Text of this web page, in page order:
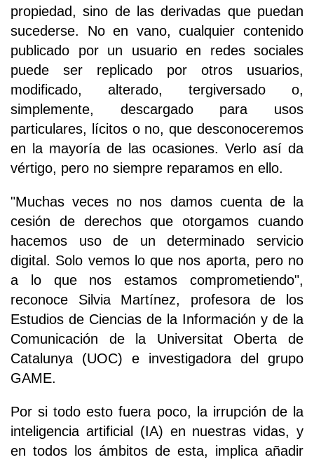
propiedad, sino de las derivadas que puedan
sucederse. No en vano, cualquier contenido
publicado por un usuario en redes sociales
puede ser replicado por otros usuarios,
modificado, alterado, tergiversado o,
simplemente, descargado para usos
particulares, lícitos o no, que desconoceremos
en la mayoría de las ocasiones. Verlo así da
vértigo, pero no siempre reparamos en ello.
"Muchas veces no nos damos cuenta de la
cesión de derechos que otorgamos cuando
hacemos uso de un determinado servicio
digital. Solo vemos lo que nos aporta, pero no
a lo que nos estamos comprometiendo",
reconoce Silvia Martínez, profesora de los
Estudios de Ciencias de la Información y de la
Comunicación de la Universitat Oberta de
Catalunya (UOC) e investigadora del grupo
GAME.
Por si todo esto fuera poco, la irrupción de la
inteligencia artificial (IA) en nuestras vidas, y
en todos los ámbitos de esta, implica añadir